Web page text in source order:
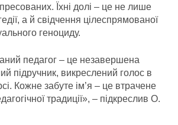
Їхні долі – це не лише
а й свідчення цілеспрямованої
геноциду.
педагог – це незавершена
підручник, викреслений голос в
Кожне забуте ім’я – це втрачене
традиції», – підкреслив О.